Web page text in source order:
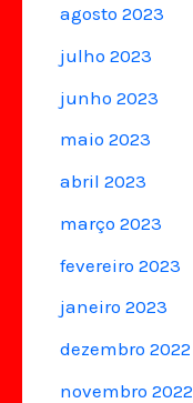
agosto 2023
julho 2023
junho 2023
maio 2023
abril 2023
março 2023
fevereiro 2023
janeiro 2023
dezembro 2022
novembro 2022